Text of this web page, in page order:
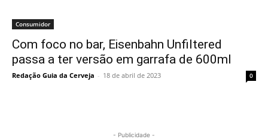
Consumidor
Com foco no bar, Eisenbahn Unfiltered
passa a ter versão em garrafa de 600ml
Redação Guia da Cerveja - 18 de abril de 2023 0
- Publicidade -